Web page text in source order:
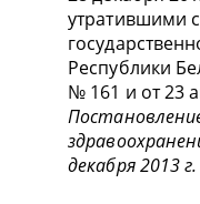
утратившими
Республики
№ 161 и от 23
декабря 2013